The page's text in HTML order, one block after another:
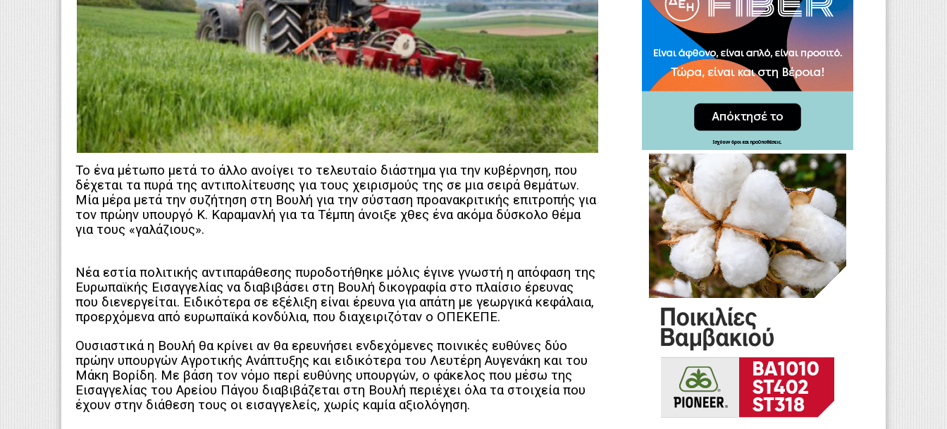
Το ένα μέτωπο μετά το άλλο ανοίγει το τελευταίο διάστημα για την κυβέρνηση, που
δέχεται τα πυρά της αντιπολίτευσης για τους χειρισμούς της σε μια σειρά θεμάτων.
Μία μέρα μετά την συζήτηση στη Βουλή για την σύσταση προανακριτικής επιτροπής για
τον πρώην υπουργό Κ. Καραμανλή για τα Τέμπη άνοιξε χθες ένα ακόμα δύσκολο θέμα
για τους «γαλάζιους».
Νέα εστία πολιτικής αντιπαράθεσης πυροδοτήθηκε μόλις έγινε γνωστή η απόφαση της
Ευρωπαϊκής Εισαγγελίας να διαβιβάσει στη Βουλή δικογραφία στο πλαίσιο έρευνας
που διενεργείται. Ειδικότερα σε εξέλιξη είναι έρευνα για απάτη με γεωργικά κεφάλαια,
προερχόμενα από ευρωπαϊκά κονδύλια, που διαχειριζόταν ο ΟΠΕΚΕΠΕ.
Ουσιαστικά η Βουλή θα κρίνει αν θα ερευνήσει ενδεχόμενες ποινικές ευθύνες δύο
πρώην υπουργών Αγροτικής Ανάπτυξης και ειδικότερα του Λευτέρη Αυγενάκη και του
Μάκη Βορίδη. Με βάση τον νόμο περί ευθύνης υπουργών, ο φάκελος που μέσω της
Εισαγγελίας του Αρείου Πάγου διαβιβάζεται στη Βουλή περιέχει όλα τα στοιχεία που
έχουν στην διάθεση τους οι εισαγγελείς, χωρίς καμία αξιολόγηση.